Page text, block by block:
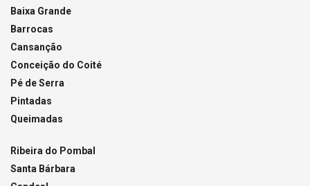
Baixa Grande
Barrocas
Cansanção
Conceição do Coité
Pé de Serra
Pintadas
Queimadas
Ribeira do Pombal
Santa Bárbara